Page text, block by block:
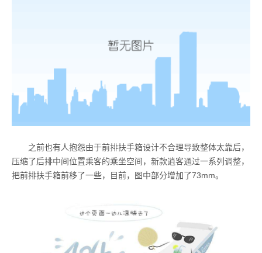
之前也有人抱怨由于前排扶手箱设计不合理导致整体太靠后，
压缩了后排中间位置乘客的乘坐空间，新款逍客通过一系列调整，
把前排扶手箱前移了一些，目前，图中部分增加了73mm。